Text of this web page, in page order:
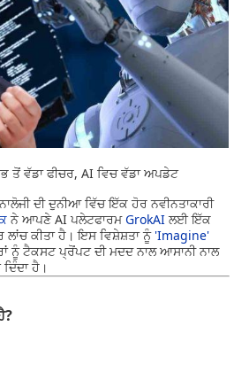
ਤੋਂ ਵੱਡਾ ਫੀਚਰ, AI ਵਿਚ ਵੱਡਾ ਅਪਡੇਟ
ਦੀ ਦੁਨੀਆ ਵਿੱਚ ਇੱਕ ਹੋਰ ਨਵੀਨਤਾਕਾਰੀ
ਨੇ ਆਪਣੇ AI ਪਲੇਟਫਾਰਮGrokAIਲਈ ਇੱਕ
ਕੀਤਾ ਹੈ। ਇਸ ਵਿਸ਼ੇਸ਼ਤਾ ਨੂੰ 'Imagine'
ਨੂੰ ਟੈਕਸਟ ਪ੍ਰੋਂਪਟ ਦੀ ਮਦਦ ਨਾਲ ਆਸਾਨੀ ਨਾਲ
ਹੈ।